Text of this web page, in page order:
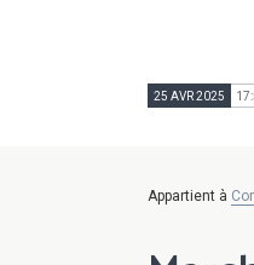
25 AVR 2025
Appartient à